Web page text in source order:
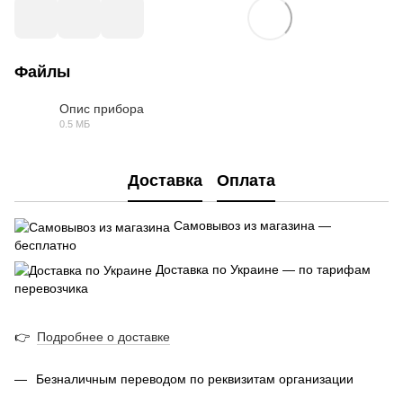
Файлы
Опис прибора
0.5 МБ
Доставка Оплата
Самовывоз из магазина —
бесплатно
Доставка по Украине — по тарифам
перевозчика
👉 Подробнее о доставке
Безналичным переводом по реквизитам организации